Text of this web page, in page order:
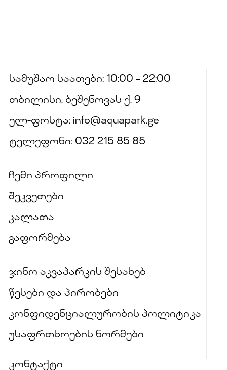
სამუშაო საათები: 10:00 – 22:00
თბილისი, ბეშენოვას ქ. 9
ელ-ფოსტა: info@aquapark.ge
ტელეფონი: 032 215 85 85
ჩემი პროფილი
შეკვეთები
კალათა
გაფორმება
ჯინო აკვაპარკის შესახებ
წესები და პირობები
კონფიდენციალურობის პოლიტიკა
უსაფრთხოების ნორმები
კონტაქტი